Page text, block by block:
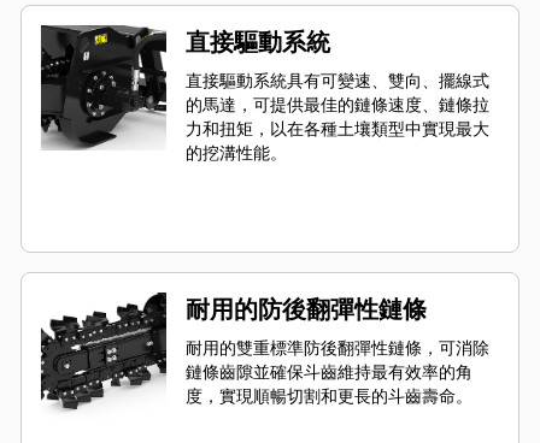
直接驅動系統
直接驅動系統具有可變速、雙向、擺線式
的馬達，可提供最佳的鏈條速度、鏈條拉
力和扭矩，以在各種土壤類型中實現最大
的挖溝性能。
耐用的防後翻彈性鏈條
耐用的雙重標準防後翻彈性鏈條，可消除
鏈條齒隙並確保斗齒維持最有效率的角
度，實現順暢切割和更長的斗齒壽命。